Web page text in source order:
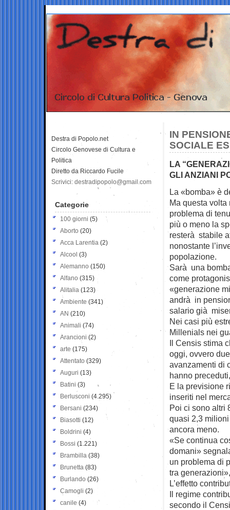
IN
SOCIALE
LA
GLI ANZIANI
La «bomba» è
Ma questa
problema di
più o meno la
resterà stabile
nonostante
popolazione.
Sarà una
come
«generazione
andrà in
salario già
Nei casi più
Millenials nei
Il Censis stima
oggi, ovvero
avanzamenti di
hanno
E la previsione
inseriti nel
Poi ci sono altri
quasi 2,3
ancora meno.
«Se continua
domani»
un problema di
tra
L’effetto
Il regime
secondo il
Destra di Popolo.net
Circolo Genovese di Cultura e
Politica
Diretto da Riccardo Fucile
Scrivici: destradipopolo@gmail.com
Categorie
100 giorni (5)
Aborto (20)
Acca Larentia (2)
Alcool (3)
Alemanno (150)
Alfano (315)
Alitalia (123)
Ambiente (341)
AN (210)
Animali (74)
Arancioni (2)
arte (175)
Attentato (329)
Auguri (13)
Batini (3)
Berlusconi (4.295)
Bersani (234)
Biasotti (12)
Boldrini (4)
Bossi (1.221)
Brambilla (38)
Brunetta (83)
Burlando (26)
Camogli (2)
canile (4)